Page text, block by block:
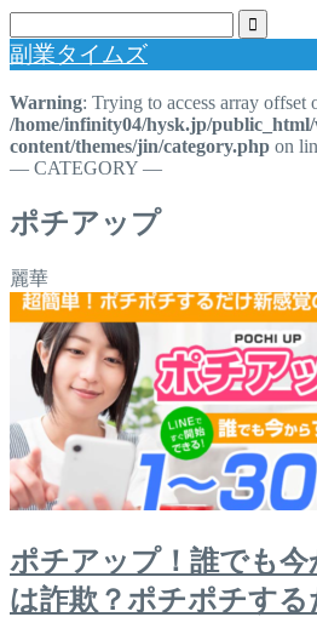
副業タイムズ
Warning: Trying to access array offset
/home/infinity04/hysk.jp/
content/themes/jin/category.php on
― CATEGORY ―
ポチアップ
麗華
ポチアップ！誰でも今
は詐欺？ポチポチする